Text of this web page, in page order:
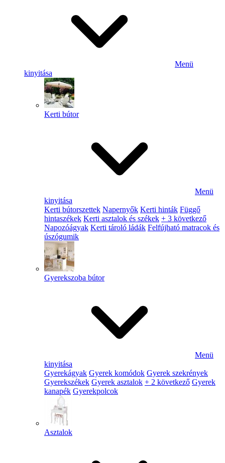
Menü
kinyitása
Kerti bútor
Menü
kinyitása
Kerti bútorszettek Napernyők Kerti hinták Függő
hintaszékek Kerti asztalok és székek + 3 következő
Napozóágyak Kerti tároló ládák Felfújható matracok és
úszógumik
Gyerekszoba bútor
Menü
kinyitása
Gyerekágyak Gyerek komódok Gyerek szekrények
Gyerekszékek Gyerek asztalok + 2 következő Gyerek
kanapék Gyerekpolcok
Asztalok